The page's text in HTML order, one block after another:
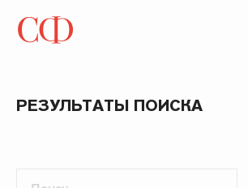
РЕЗУЛЬТАТЫ ПОИСКА